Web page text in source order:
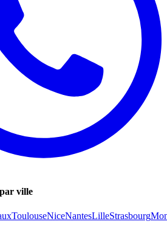
ville
ToulouseNiceNantesLilleStrasbourg